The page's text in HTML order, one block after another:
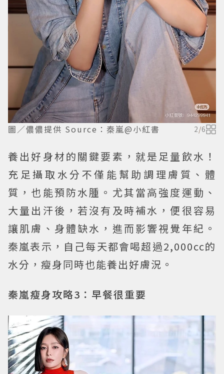
圖／儂儂提供 Source：秦嵐@小紅書 2/6
養出好身材的關鍵要素，就是足量飲水！
充足攝取水分不僅能幫助調理膚質、體
質，也能預防水腫。尤其當高強度運動、
大量出汗後，若沒有及時補水，便很容易
讓肌膚、身體缺水，進而影響視覺年紀。
秦嵐表示，自己每天都會喝超過2,000cc的
水分，瘦身同時也能養出好膚況。
秦嵐瘦身攻略3：早餐很重要